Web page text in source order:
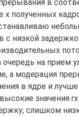
прерывания в
x полученных
с низкой
на прием
а модерация
в ядре и
значения
слишком